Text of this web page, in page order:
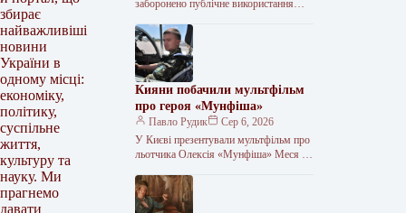
збирає
найважливіші
новини
України в
одному місці:
економіку,
політику,
суспільне
життя,
культуру та
науку. Ми
прагнемо
давати
заборонено публічне використання
продукту. Таке рішення одноголосно
ухвалила міська рада у четвер, 6
серпня.…
Кияни побачили мультфільм
про героя «Мунфіша»
Павло Рудик
Сер 6, 2026
У Києві презентували мультфільм про
льотчика Олексія «Мунфіша» Меся У
першого мультфільму з серії «Книга-
мандрівка. Герої»,…